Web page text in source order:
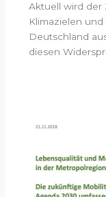
Aktuell wird der
Klimazielen
Deutschland
diesen